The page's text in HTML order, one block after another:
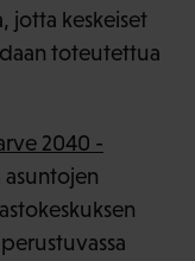
jotta keskeiset
toteutettua
2040 -
asuntojen